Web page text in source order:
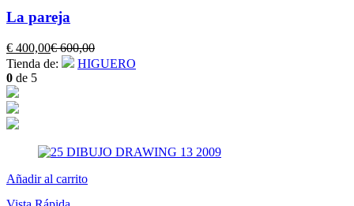
La pareja
€ 400,00El
precio
€600,00El
precio
Tienda de:
HIGUERO
0 de 5
Añadir al carrito